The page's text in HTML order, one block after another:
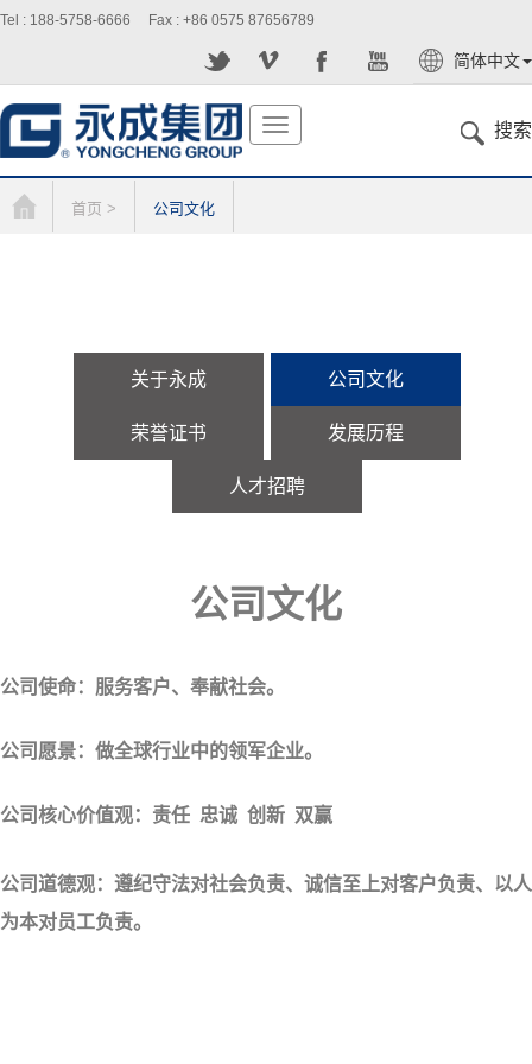
Tel : 188-5758-6666 Fax : +86 0575 87656789
简体中文
切
换
导
搜索
首页 > 公司文化
关于永成 公司文化
荣誉证书 发展历程
人才招聘
公司文化
公司使命：服务客户、奉献社会。
公司愿景：做全球行业中的领军企业。
公司核心价值观：责任 忠诚 创新 双赢
公司道德观：遵纪守法对社会负责、诚信至上对客户负责、以人
为本对员工负责。